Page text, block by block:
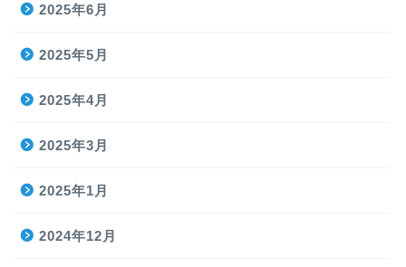
2025年6月
2025年5月
2025年4月
2025年3月
2025年1月
2024年12月